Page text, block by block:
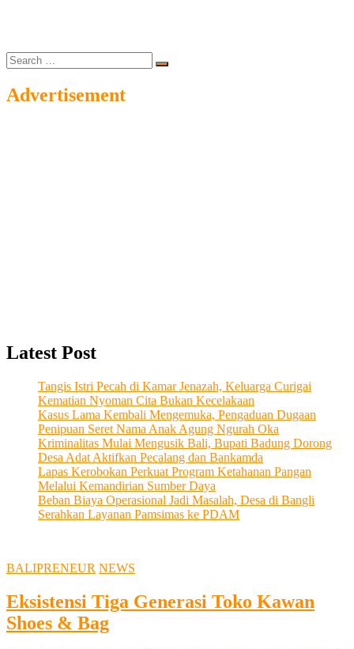
Search
…
Advertisement
Latest Post
Tangis Istri Pecah di Kamar Jenazah, Keluarga Curigai
Kematian Nyoman Cita Bukan Kecelakaan
Kasus Lama Kembali Mengemuka, Pengaduan Dugaan
Penipuan Seret Nama Anak Agung Ngurah Oka
Kriminalitas Mulai Mengusik Bali, Bupati Badung Dorong
Desa Adat Aktifkan Pecalang dan Bankamda
Lapas Kerobokan Perkuat Program Ketahanan Pangan
Melalui Kemandirian Sumber Daya
Beban Biaya Operasional Jadi Masalah, Desa di Bangli
Serahkan Layanan Pamsimas ke PDAM
BALIPRENEUR NEWS
Eksistensi Tiga Generasi Toko Kawan
Shoes & Bag